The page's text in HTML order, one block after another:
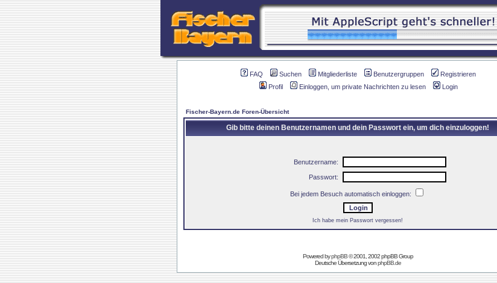
FAQ Suchen Mitgliederliste Benutzergruppen
Registrieren
Profil
Einloggen, um private Nachrichten zu lesen Login
Fischer-Bayern.de Foren-Übersicht
Gib bitte deinen Benutzernamen und dein Passwort ein, um dich einzuloggen!
Benutzername:
Passwort:
Bei jedem Besuch automatisch einloggen:
Ich habe mein Passwort vergessen!
Powered byphpBB© 2001, 2002 phpBB Group
Deutsche Übersetzung vonphpBB.de